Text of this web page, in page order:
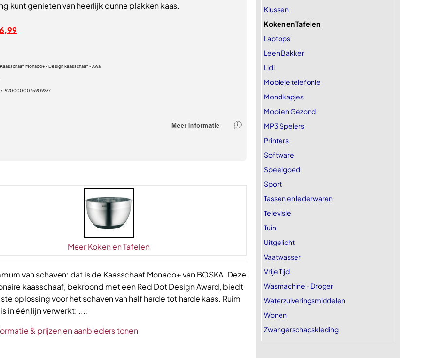
kunt genieten van heerlijk dunne plakken kaas.
Monaco+ - Design kaasschaaf - Awa
9200000075909267
Meer Koken en Tafelen
van schaven: dat is de Kaasschaaf Monaco+ van BOSKA. Deze
kaasschaaf, bekroond met een Red Dot Design Award, biedt
oplossing voor het schaven van half harde tot harde kaas. Ruim
in één lijn verwerkt: ....
& prijzen en aanbieders tonen
Klussen
Koken en Tafelen
Laptops
Leen Bakker
Lidl
Mobiele telefonie
Mondkapjes
Mooi en Gezond
MP3 Spelers
Printers
Software
Speelgoed
Sport
Tassen en lederwaren
Televisie
Tuin
Uitgelicht
Vaatwasser
Vrije Tijd
Wasmachine - Droger
Waterzuiveringsmiddelen
Wonen
Zwangerschapskleding